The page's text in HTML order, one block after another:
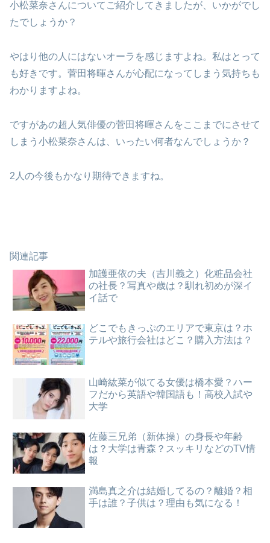
小松菜奈さんについてご紹介してきましたが、いかがでし
たでしょうか？
やはり他の人にはないオーラを感じますよね。私はとって
も好きです。菅田将暉さんが心配になってしまう気持ちも
わかりますよね。
ですがあの超人気俳優の菅田将暉さんをここまでにさせて
しまう小松菜奈さんは、いったい何者なんでしょうか？
2人の今後もかなり期待できますね。
関連記事
加護亜依の夫（吉川義之）化粧品会社
の社長？写真や歳は？馴れ初めが深イ
イ話で
どこでもきっぷのエリアで東京は？ホ
テルや旅行会社はどこ？購入方法は？
山崎紘菜が似てる女優は橋本愛？ハー
フだから英語や韓国語も！高校入試や
大学
佐藤三兄弟（新体操）の身長や年齢
は？大学は青森？スッキリなどのTV情
報
満島真之介は結婚してるの？離婚？相
手は誰？子供は？理由も気になる！